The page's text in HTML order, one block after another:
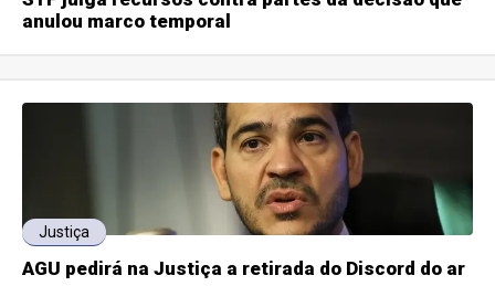
anulou marco temporal
Justiça
AGU pedirá na Justiça a retirada do Discord do ar